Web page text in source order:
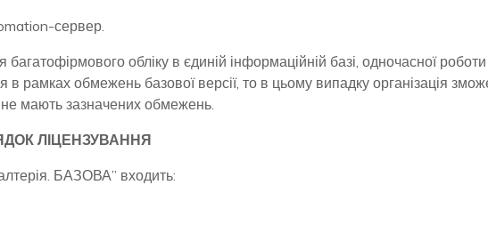
сервер.
обліку в єдиній інформаційній базі, одночасної роботи
в рамках обмежень базової версії, то в цьому випадку організація
мають зазначених обмежень.
ЛІЦЕНЗУВАННЯ
БАЗОВА” входить: